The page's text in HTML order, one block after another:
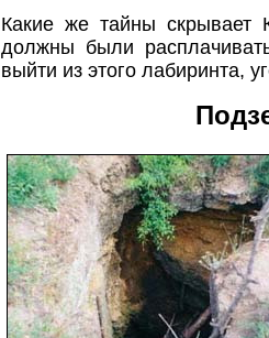
Какие же тайны скрывает
должны были
выйти из этого лабиринта,